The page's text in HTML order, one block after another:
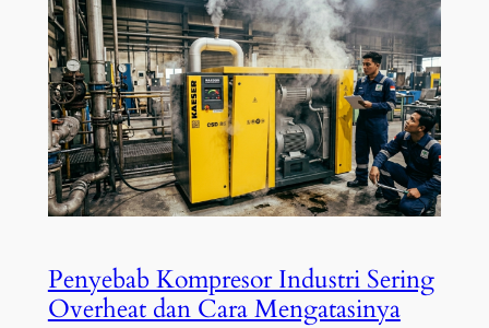
Penyebab Kompresor Industri Sering
Overheat dan Cara Mengatasinya